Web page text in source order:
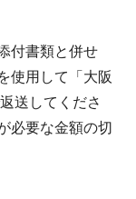
付書類と併せ
使用して「大阪
送してくださ
必要な金額の切